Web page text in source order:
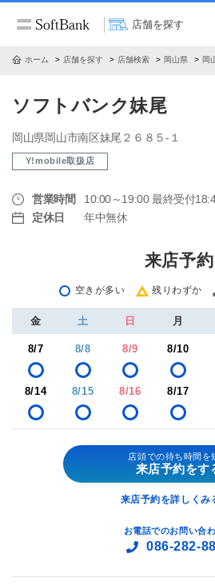
店舗を探す
ホーム 店舗を探す 店舗検索 岡山県 岡
ソフトバンク妹尾
岡山県岡山市南区妹尾２６８５‐１
Y!mobile取扱店
営業時間
10:00～19:00 最終受付
定休日
年中無休
来店予約
空きが多い 残りわずか
金 土 日 月
8/7 8/8 8/9 8/10
8/14 8/15 8/16 8/17
店頭での待ち時間を
来店予約をす
来店予約を詳しくみ
お電話でのお問い合
086-282-